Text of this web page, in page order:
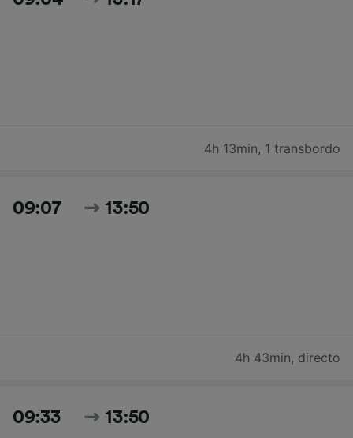
4h 13min, 1 transbordo
09:07 13:50
4h 43min, directo
09:33 13:50